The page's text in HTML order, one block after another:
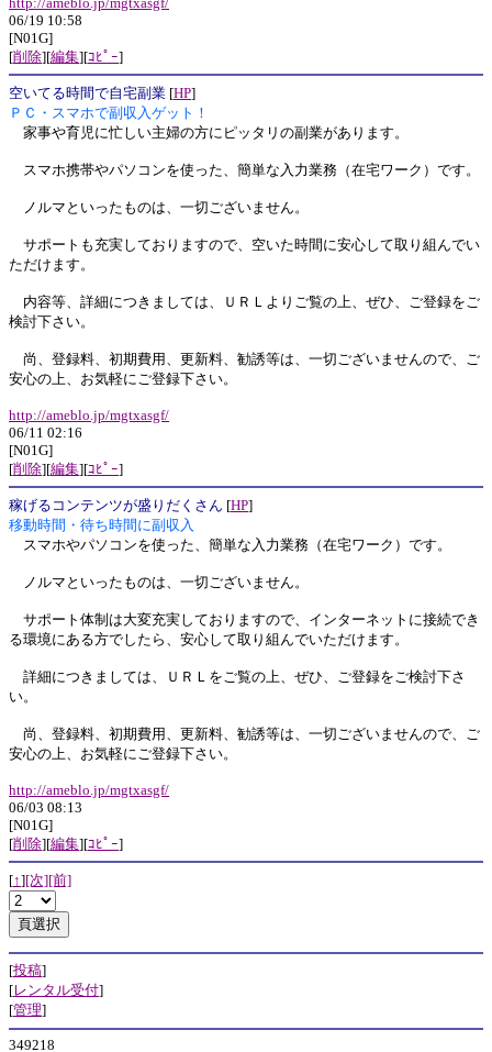
06/19 10:58
[N01G]
[削除][編集][ｺﾋﾟｰ]
空いてる時間で自宅副業 [HP]
ＰＣ・スマホで副収入ゲット！
家事や育児に忙しい主婦の方にピッタリの副業があります。
スマホ携帯やパソコンを使った、簡単な入力業務（在宅ワーク）です。
ノルマといったものは、一切ございません。
サポートも充実しておりますので、空いた時間に安心して取り組んでい
ただけます。
内容等、詳細につきましては、ＵＲＬよりご覧の上、ぜひ、ご登録をご
検討下さい。
尚、登録料、初期費用、更新料、勧誘等は、一切ございませんので、ご
安心の上、お気軽にご登録下さい。
http://ameblo.jp/mgtxasgf/
06/11 02:16
[N01G]
[削除][編集][ｺﾋﾟｰ]
稼げるコンテンツが盛りだくさん [HP]
移動時間・待ち時間に副収入
スマホやパソコンを使った、簡単な入力業務（在宅ワーク）です。
ノルマといったものは、一切ございません。
サポート体制は大変充実しておりますので、インターネットに接続でき
る環境にある方でしたら、安心して取り組んでいただけます。
詳細につきましては、ＵＲＬをご覧の上、ぜひ、ご登録をご検討下さ
い。
尚、登録料、初期費用、更新料、勧誘等は、一切ございませんので、ご
安心の上、お気軽にご登録下さい。
http://ameblo.jp/mgtxasgf/
06/03 08:13
[N01G]
[削除][編集][ｺﾋﾟｰ]
[↑][次][前]
[投稿]
[レンタル受付]
[管理]
349218